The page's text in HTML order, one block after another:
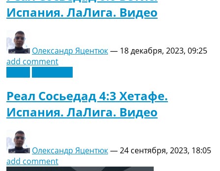
Испания. ЛаЛига. Видео
Олександр Яцентюк— 18 декабря, 2023, 09:25
add comment
Реал Сосьедад 4:3 Хетафе.
Испания. ЛаЛига. Видео
Олександр Яцентюк—24 сентября, 2023, 18:05
add comment